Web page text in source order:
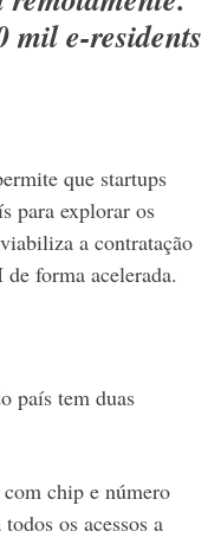
mil e-residents
que startups
para explorar os
a contratação
forma acelerada.
país tem duas
chip e número
os acessos a